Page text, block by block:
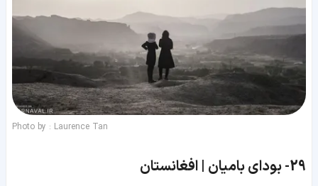
Photo by : Laurence Tan
29- بودای بامیان | افغانستان